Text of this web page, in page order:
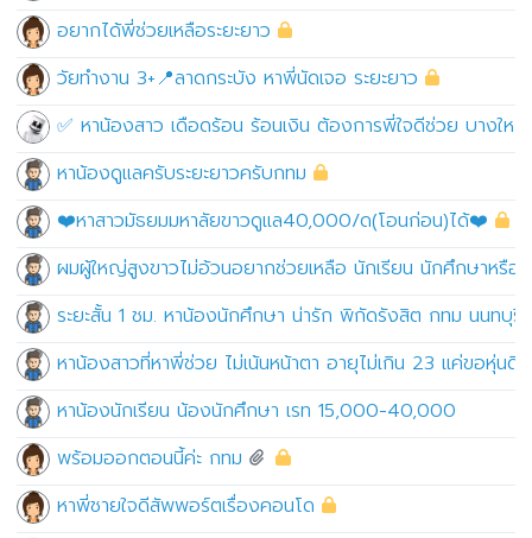
อยากได้พี่ช่วยเหลือระยะยาว
วัยทำงาน 3+📍ลาดกระบัง หาพี่นัดเจอ ระยะยาว
✅ หาน้องสาว เดือดร้อน ร้อนเงิน ต้องการพี่ใจดีช่วย บางใ
หาน้องดูแลครับระยะยาวครับกทม
❤️หาสาวมัธยมมหาลัยขาวดูแล40,000/ด(โอนก่อน)ได้❤️
ผมผู้ใหญ่สูงขาวไม่อ้วนอยากช่วยเหลือ นักเรียน นักศึกษาหรือ
ระยะสั้น 1 ชม. หาน้องนักศึกษา น่ารัก พิกัดรังสิต กทม นนทบุรี
หาน้องสาวที่หาพี่ช่วย ไม่เน้นหน้าตา อายุไม่เกิน 23 แค่ขอหุ่นดี
หาน้องนักเรียน น้องนักศึกษา เรท 15,000-40,000
พร้อมออกตอนนี้ค่ะ กทม
หาพี่ชายใจดีสัพพอร์ตเรื่องคอนโด